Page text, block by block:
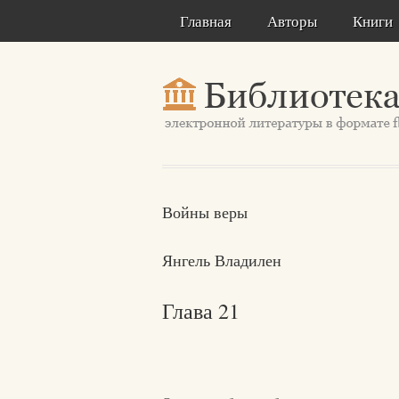
Главная Авторы Книги
Войны веры
Янгель Владилен
Глава 21